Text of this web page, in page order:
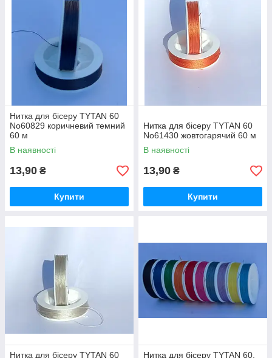
Нитка для бісеру TYTAN 60
No60829 коричневий темний
60 м
В наявності
13,90 ₴
Купити
Нитка для бісеру TYTAN 60
No61430 жовтогарячий 60 м
В наявності
13,90 ₴
Купити
Нитка для бісеру TYTAN 60
Нитка для бісеру TYTAN 60.